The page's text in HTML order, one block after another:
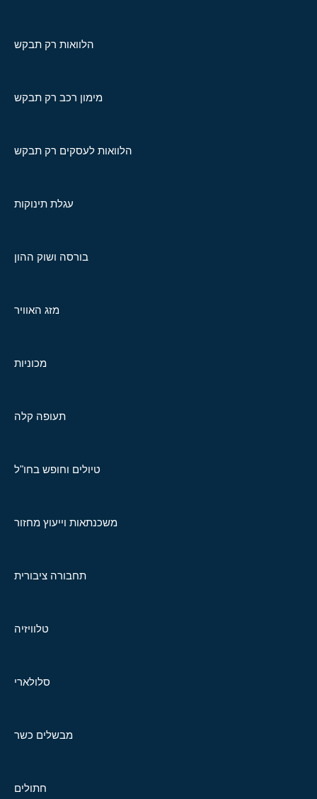
הלוואות רק תבקש
מימון רכב רק תבקש
הלוואות לעסקים רק תבקש
עגלת תינוקות
בורסה ושוק ההון
מזג האוויר
מכוניות
תעופה קלה
טיולים וחופש בחו"ל
משכנתאות וייעוץ מחזור
תחבורה ציבורית
טלוויזיה
סלולארי
מבשלים כשר
חתולים